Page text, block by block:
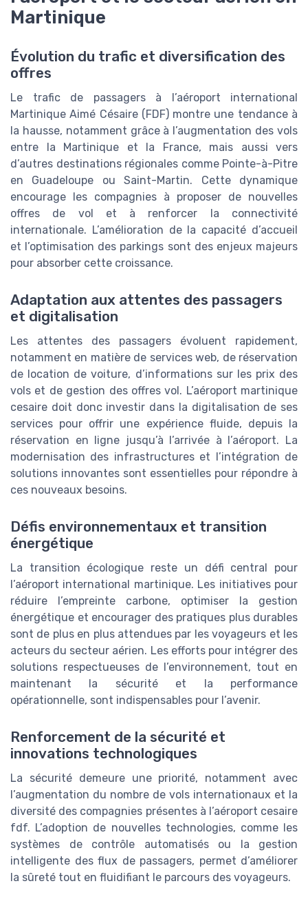
Martinique
Évolution du trafic et diversification des
offres
Le trafic de passagers à l’aéroport international
Martinique Aimé Césaire (FDF) montre une tendance à
la hausse, notamment grâce à l’augmentation des vols
entre la Martinique et la France, mais aussi vers
d’autres destinations régionales comme Pointe-à-Pitre
en Guadeloupe ou Saint-Martin. Cette dynamique
encourage les compagnies à proposer de nouvelles
offres de vol et à renforcer la connectivité
internationale. L’amélioration de la capacité d’accueil
et l’optimisation des parkings sont des enjeux majeurs
pour absorber cette croissance.
Adaptation aux attentes des passagers
et digitalisation
Les attentes des passagers évoluent rapidement,
notamment en matière de services web, de réservation
de location de voiture, d’informations sur les prix des
vols et de gestion des offres vol. L’aéroport martinique
cesaire doit donc investir dans la digitalisation de ses
services pour offrir une expérience fluide, depuis la
réservation en ligne jusqu’à l’arrivée à l’aéroport. La
modernisation des infrastructures et l’intégration de
solutions innovantes sont essentielles pour répondre à
ces nouveaux besoins.
Défis environnementaux et transition
énergétique
La transition écologique reste un défi central pour
l’aéroport international martinique. Les initiatives pour
réduire l’empreinte carbone, optimiser la gestion
énergétique et encourager des pratiques plus durables
sont de plus en plus attendues par les voyageurs et les
acteurs du secteur aérien. Les efforts pour intégrer des
solutions respectueuses de l’environnement, tout en
maintenant la sécurité et la performance
opérationnelle, sont indispensables pour l’avenir.
Renforcement de la sécurité et
innovations technologiques
La sécurité demeure une priorité, notamment avec
l’augmentation du nombre de vols internationaux et la
diversité des compagnies présentes à l’aéroport cesaire
fdf. L’adoption de nouvelles technologies, comme les
systèmes de contrôle automatisés ou la gestion
intelligente des flux de passagers, permet d’améliorer
la sûreté tout en fluidifiant le parcours des voyageurs.